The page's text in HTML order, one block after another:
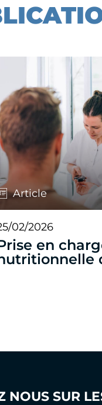
Article
02/2026
en
NOUS SUR